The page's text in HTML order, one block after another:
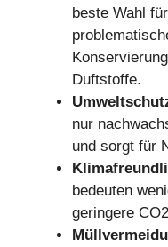
beste Wahl
Duftstoffe.
nur
und sorgt für
bedeuten
geringere